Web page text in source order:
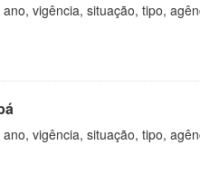
vigência, situação, tipo,
vigência, situação, tipo,